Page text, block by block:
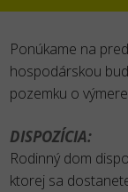
Ponúkame na
hospodárskou
pozemku o
DISPOZÍCIA:
Rodinný dom
ktorej sa